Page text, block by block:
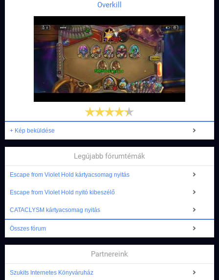
Overkill
+ Kép beküldése
Legújabb fórumtémák
Escape from Violet Hold kártyacsomag nyitás
Escape from Violet Hold nyitó kibeszélő
CATACLYSM kártyacsomag nyitás
Összes fórum
Partnereink
Szukits Internetes Könyváruház